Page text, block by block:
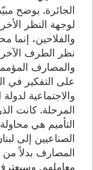
الجائرة. يوضح
لوجهة النظر
والفلاحين، إنما
نظر الطرف
والمصارف
على التفكير في
والاجتماعية
المرحلة. كانت
التأميم هي
الصناعيين إلى
المصارف بدلاً من
معاملهم.